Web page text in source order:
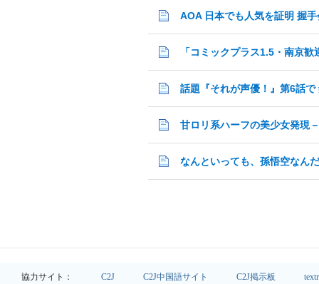
AOA 日本でも人気を証明 握
「コミックプラス1.5・南京歓
甘ロリ系ハーフの美少女発現
協力サイト： C2J C2J中国語サイト C2J掲示板